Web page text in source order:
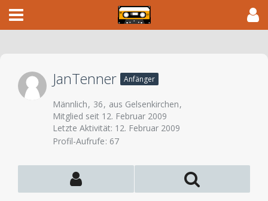
JanTenner Anfänger
Männlich 36
aus Gelsenkirchen
Mitglied seit 12. Februar 2009
Letzte Aktivität: 12. Februar 2009
Profil-Aufrufe 67